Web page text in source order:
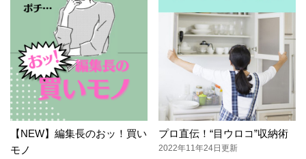
【NEW】編集長のおッ！買い
モノ
プロ直伝！“目ウロコ”収納術
2022年11年24日更新